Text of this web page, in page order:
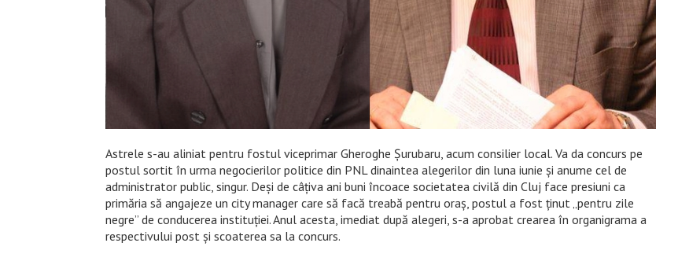
Astrele s-au aliniat pentru fostul viceprimar Gheroghe Șurubaru, acum consilier local. Va da concurs pe
postul sortit în urma negocierilor politice din PNL dinaintea alegerilor din luna iunie și anume cel de
administrator public, singur. Deși de câțiva ani buni încoace societatea civilă din Cluj face presiuni ca
primăria să angajeze un city manager care să facă treabă pentru oraș, postul a fost ținut „pentru zile
negre” de conducerea instituției. Anul acesta, imediat după alegeri, s-a aprobat crearea în organigrama a
respectivului post și scoaterea sa la concurs.